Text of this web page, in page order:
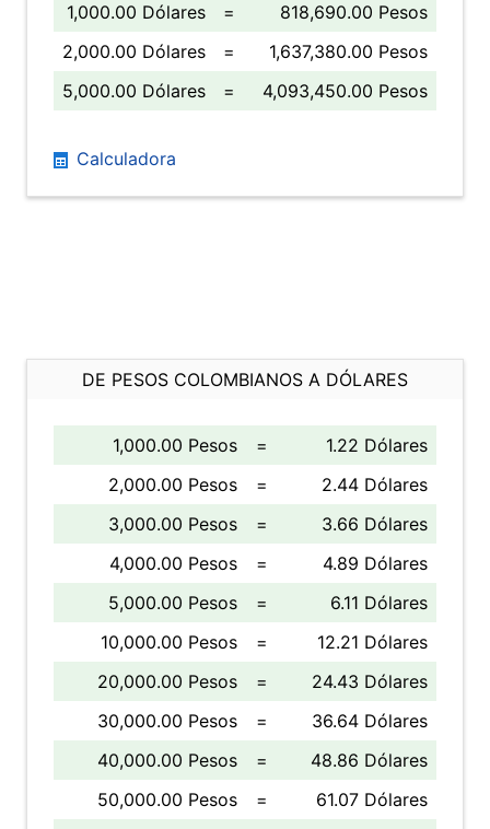
1,000.00 Dólares
=
818,690.00 Pesos
2,000.00 Dólares
=
1,637,380.00 Pesos
5,000.00 Dólares
= 4,093,450.00 Pesos
Calculadora
DE PESOS COLOMBIANOS A DÓLARES
1,000.00 Pesos =
1.22 Dólares
2,000.00 Pesos
=
2.44 Dólares
3,000.00 Pesos
=
3.66 Dólares
4,000.00 Pesos
=
4.89 Dólares
5,000.00 Pesos
=
6.11 Dólares
10,000.00 Pesos
=
12.21 Dólares
20,000.00 Pesos
=
24.43 Dólares
30,000.00 Pesos
=
36.64 Dólares
40,000.00 Pesos
=
48.86 Dólares
50,000.00 Pesos
=
61.07 Dólares